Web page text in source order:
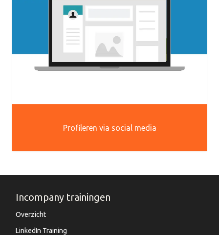
Profileren via social media
Incompany trainingen
Overzicht
LinkedIn Training